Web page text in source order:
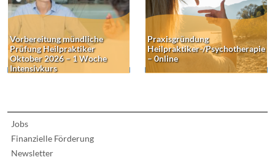
Vorbereitung mündliche
Prüfung Heilpraktiker
Oktober 2026 – 1 Woche
Intensivkurs
Praxisgründung
Heilpraktiker-/Psychotherapie
– 0nline
Jobs
Finanzielle Förderung
Newsletter